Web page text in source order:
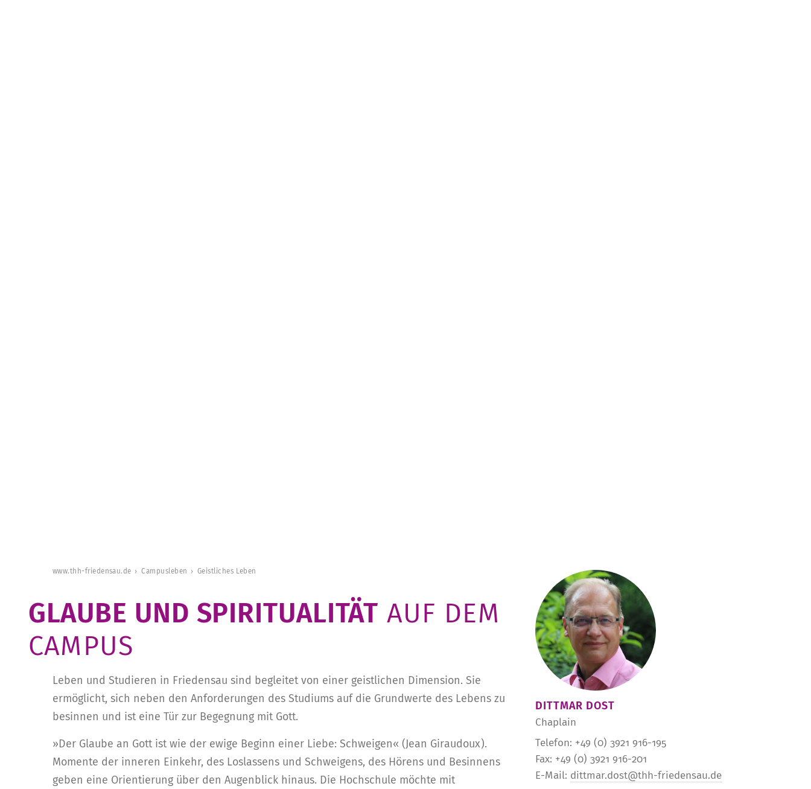
www.thh-friedensau.de Campusleben Geistliches Leben
GLAUBE UND SPIRITUALITÄT AUF DEM
CAMPUS
Leben und Studieren in Friedensau sind begleitet von einer geistlichen Dimension. Sie
ermöglicht, sich neben den Anforderungen des Studiums auf die Grundwerte des Lebens zu
besinnen und ist eine Tür zur Begegnung mit Gott.
»Der Glaube an Gott ist wie der ewige Beginn einer Liebe: Schweigen« (Jean Giraudoux).
Momente der inneren Einkehr, des Loslassens und Schweigens, des Hörens und Besinnens
geben eine Orientierung über den Augenblick hinaus. Die Hochschule möchte mit
DITTMAR DOST
Chaplain
Telefon: +49 (0) 3921 916-195
Fax: +49 (0) 3921 916-201
E-Mail: dittmar.dost@thh-friedensau.de